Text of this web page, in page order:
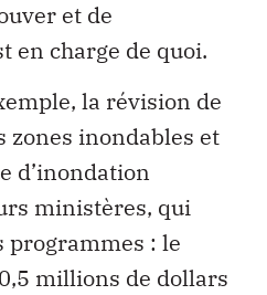
et de
en charge de quoi.
la révision de
zones inondables et
d’inondation
ministères, qui
: le
millions de dollars